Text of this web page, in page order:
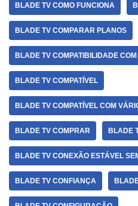
BLADE TV COMO FUNCIONA
BLADE TV COMPARAR PLANOS
BLADE TV COMPATIBILIDADE
BLADE TV COMPATÍVEL
BLADE TV COMPATÍVEL COM
BLADE TV COMPRAR BLADE
BLADE TV CONEXÃO ESTÁVEL
BLADE TV CONFIANÇA